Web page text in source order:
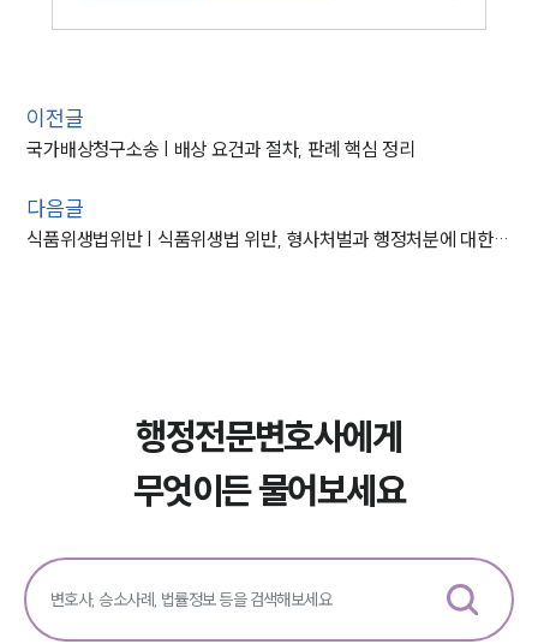
이전글
국가배상청구소송 | 배상 요건과 절차, 판례 핵심 정리
다음글
식품위생법위반 | 식품위생법 위반, 형사처벌과 행정처분에 대한 대응 전략
행정전문변호사에게
무엇이든 물어보세요